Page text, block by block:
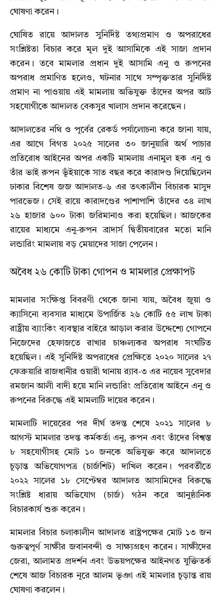
ঘোষণা করেন।
ঘোষিত রায়ে আদালত সুনির্দিষ্ট তথ্যপ্রমাণ ও অপরাধের
সংশ্লিষ্টতা বিচার করে মূল দুই আসামিকে এই সাজা প্রদান
করেন। তবে মামলার প্রধান দুই আসামি এনু ও রুপনের
অপরাধ প্রমাণিত হলেও, ঘটনার সাথে সম্পৃক্ততার সুনির্দিষ্ট
প্রমাণ না পাওয়ায় এই মামলায় অভিযুক্ত তাঁদের অপর আট
সহযোগীকে আদালত বেকসুর খালাস প্রদান করেছেন।
আদালতের নথি ও পূর্বের রেকর্ড পর্যালোচনা করে জানা যায়,
এর আগে বিগত ২০২৫ সালের ৩০ জানুয়ারি অর্থ পাচার
প্রতিরোধ আইনের অপর একটি মামলায় এনামুল হক এনু ও
তাঁর ভাই রুপন ভূঁইয়াকে সাত বছর করে কারাদণ্ড দিয়েছিলেন
ঢাকার বিশেষ জজ আদালত-৬ এর তৎকালীন বিচারক মাসুদ
পারভেজ। সেই রায়ে কারাদণ্ডের পাশাপাশি তাঁদের ৩৪ লাখ
২৬ হাজার ৬০০ টাকা জরিমানাও করা হয়েছিল। আজকের
রায়ের মাধ্যমে এনু-রুপন ব্রাদার্স দ্বিতীয়বারের মতো মানি
লন্ডারিং মামলায় বড় মেয়াদের সাজা পেলেন।
অবৈধ ২৬ কোটি টাকা গোপন ও মামলার প্রেক্ষাপট
মামলার সংক্ষিপ্ত বিবরণী থেকে জানা যায়, অবৈধ জুয়া ও
ক্যাসিনো ব্যবসার মাধ্যমে উপার্জিত ২৬ কোটি ৫৫ লাখ টাকা
রাষ্ট্রীয় ব্যাংকিং ব্যবস্থার বাইরে আড়াল করার উদ্দেশ্যে গোপনে
নিজেদের হেফাজতে রাখার চাঞ্চল্যকর অপরাধ সংঘটিত
হয়েছিল। এই সুনির্দিষ্ট অপরাধের প্রেক্ষিতে ২০২০ সালের ২৭
ফেব্রুয়ারি রাজধানীর ওয়ারী থানায় র‍্যাব-৩ এর নায়েব সুবেদার
রমজান আলী বাদী হয়ে মানি লন্ডারিং প্রতিরোধ আইনে এনু ও
রুপনের বিরুদ্ধে এই মামলাটি দায়ের করেন।
মামলাটি দায়েরের পর দীর্ঘ তদন্ত শেষে ২০২১ সালের ৮
আগস্ট মামলার তদন্ত কর্মকর্তা এনু, রুপন এবং তাঁদের বিশ্বস্ত
৮ সহযোগীসহ মোট ১০ জনকে অভিযুক্ত করে আদালতে
চূড়ান্ত অভিযোগপত্র (চার্জশিট) দাখিল করেন। পরবর্তীতে
২০২২ সালের ১৮ সেপ্টেম্বর আদালত আসামিদের বিরুদ্ধে
সংশ্লিষ্ট ধারায় অভিযোগ (চার্জ) গঠন করে আনুষ্ঠানিক
বিচারকার্য শুরু করেন।
মামলার বিচার চলাকালীন আদালত রাষ্ট্রপক্ষের মোট ১৩ জন
গুরুত্বপূর্ণ সাক্ষীর জবানবন্দী ও সাক্ষ্যগ্রহণ করেন। সাক্ষীদের
জেরা, আলামত প্রদর্শন এবং উভয়পক্ষের আইনগত যুক্তিতর্ক
শেষে আজ বিচারক নূরে আলম ভূঞা এই মামলার চূড়ান্ত রায়
ঘোষণা করলেন।